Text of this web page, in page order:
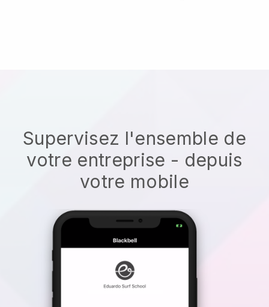
Supervisez l'ensemble de
votre entreprise - depuis
votre mobile